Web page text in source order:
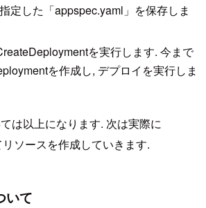
定した「appspec.yaml」を保存しま
を実行します. 今まで
を作成し, デプロイを実行しま
は以上になります. 次は実際に
ソースを作成していきます.
いて